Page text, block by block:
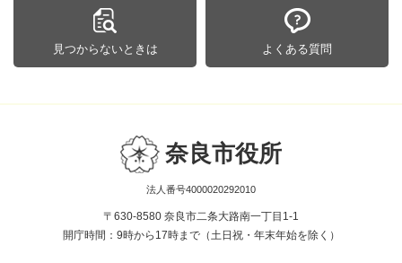
見つからないときは よくある質問
奈良市役所
法人番号4000020292010
〒630-8580 奈良市二条大路南一丁目1-1
開庁時間：9時から17時まで（土日祝・年末年始を除く）